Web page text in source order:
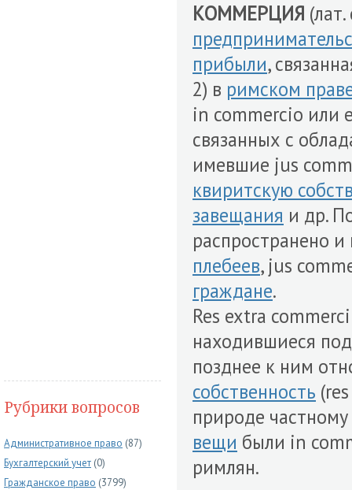
Рубрики вопросов
Административное право (87)
Бухгалтерский учет (0)
Гражданское право (3799)
КОММЕРЦИЯ
прибыли,
2) в римском
in commercio или
связанных с
имевшие jus
квиритскую
завещания и др.
распространено
плебеев, jus
граждане.
Res extra
находившиеся
позднее к ним
собственность
природе
вещи были in
римлян.